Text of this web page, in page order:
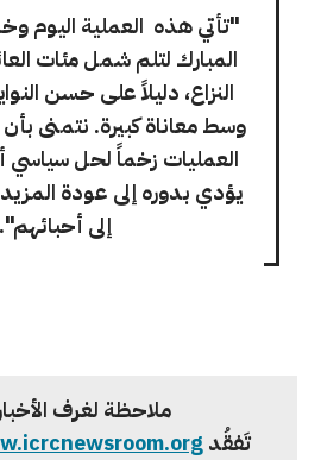
"تأتي هذه العملية اليوم
المبارك لتلم شمل مئات
النزاع، دليلاً على حسن
وسط معاناة كبيرة. نتمنى
العمليات زخماً لحل سياسي
يؤدي بدوره إلى عودة
إلى أحبائهم".
ملاحظة لغرف
تَفقُد